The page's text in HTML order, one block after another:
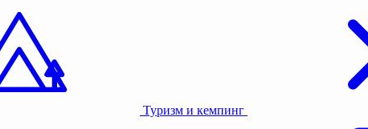
Туризм и кемпинг